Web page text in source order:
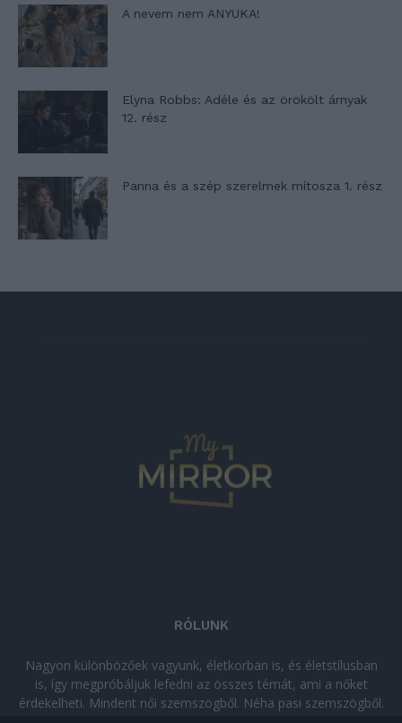
A nevem nem ANYUKA!
Elyna Robbs: Adéle és az örökölt árnyak
12. rész
Panna és a szép szerelmek mítosza 1. rész
RÓLUNK
Nagyon különbözőek vagyunk, életkorban is, és életstílusban
is, így megpróbáljuk lefedni az összes témát, ami a nőket
érdekelheti. Mindent női szemszögből. Néha pasi szemszögből.